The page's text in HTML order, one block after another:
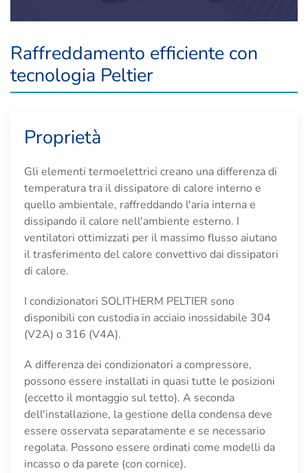
Raffreddamento efficiente con
tecnologia Peltier
Proprietà
Gli elementi termoelettrici creano una differenza di
temperatura tra il dissipatore di calore interno e
quello ambientale, raffreddando l'aria interna e
dissipando il calore nell'ambiente esterno. I
ventilatori ottimizzati per il massimo flusso aiutano
il trasferimento del calore convettivo dai dissipatori
di calore.
I condizionatori SOLITHERM PELTIER sono
disponibili con custodia in acciaio inossidabile 304
(V2A) o 316 (V4A).
A differenza dei condizionatori a compressore,
possono essere installati in quasi tutte le posizioni
(eccetto il montaggio sul tetto). A seconda
dell'installazione, la gestione della condensa deve
essere osservata separatamente e se necessario
regolata. Possono essere ordinati come modelli da
incasso o da parete (con cornice).